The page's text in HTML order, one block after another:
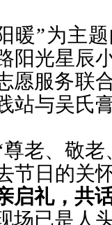
暖”为主
阳光星辰
愿服务联
站与吴氏
老、敬
节日的关
启礼，共
场已是人